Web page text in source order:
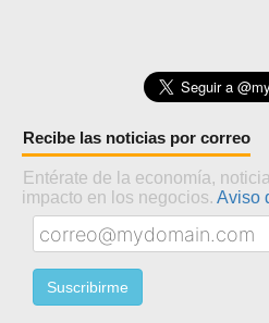
Recibe las noticias por correo
Entérate de la economía,
impacto en los negocios. Aviso